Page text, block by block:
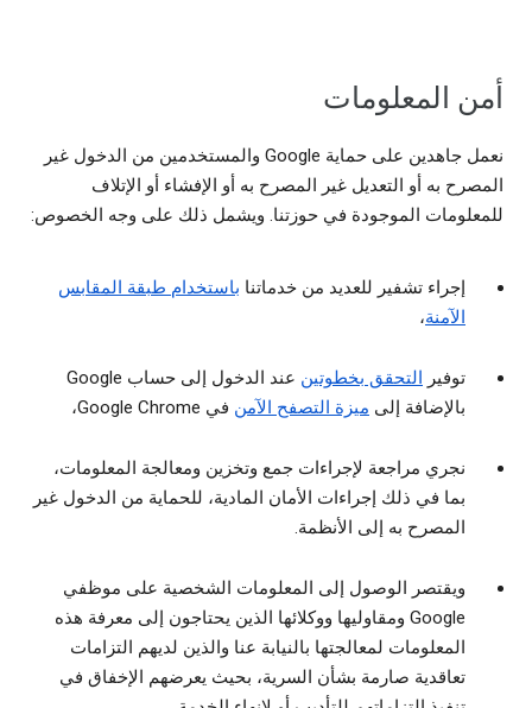
أمن المعلومات
نعمل جاهدين على حماية Google والمستخدمين من الدخول غير
المصرح به أو التعديل غير المصرح به أو الإفشاء أو الإتلاف
للمعلومات الموجودة في حوزتنا. ويشمل ذلك على وجه الخصوص:
إجراء تشفير للعديد من خدماتنا باستخدام طبقة المقابس
الآمنة،
توفير التحقق بخطوتين
عند الدخول إلى حساب Google
بالإضافة إلى ميزة التصفح الآمن في Google Chrome،
نجري مراجعة لإجراءات جمع وتخزين ومعالجة المعلومات،
بما في ذلك إجراءات الأمان المادية، للحماية من الدخول غير
المصرح به إلى الأنظمة.
ويقتصر الوصول إلى المعلومات الشخصية على موظفي
Google ومقاوليها ووكلائها الذين يحتاجون إلى معرفة هذه
المعلومات لمعالجتها بالنيابة عنا والذين لديهم التزامات
تعاقدية صارمة بشأن السرية، بحيث يعرضهم الإخفاق في